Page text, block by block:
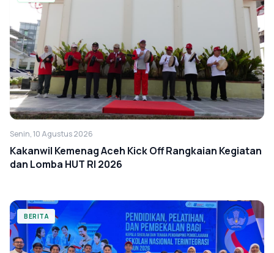
Senin, 10 Agustus 2026
Kakanwil Kemenag Aceh Kick Off Rangkaian Kegiatan
dan Lomba HUT RI 2026
BERITA